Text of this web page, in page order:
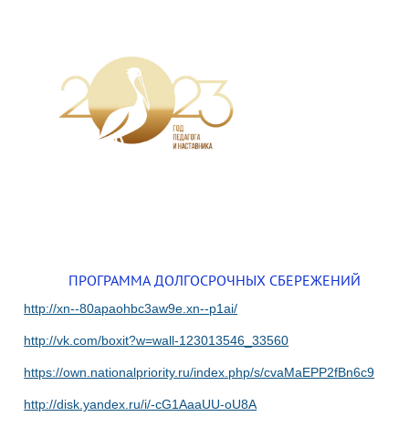
ПРОГРАММА ДОЛГОСРОЧНЫХ СБЕРЕЖЕНИЙ
http://xn--80apaohbc3aw9e.xn--p1ai/
http://vk.com/boxit?w=wall-123013546_33560
https://own.nationalpriority.ru/index.php/s/cvaMaEPP2fBn6c9
http://disk.yandex.ru/i/-cG1AaaUU-oU8A